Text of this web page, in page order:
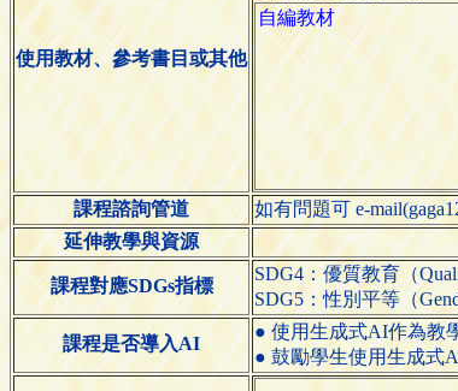
使用教材、參考書目或其他
課程諮詢管道
如有問題可 e-
延伸教學與資源
課程對應SDGs指標
SDG4：優質教育（
SDG5：性別平等（
課程是否導入AI
● 使用生成式AI作為教學
● 鼓勵學生使用生成式AI